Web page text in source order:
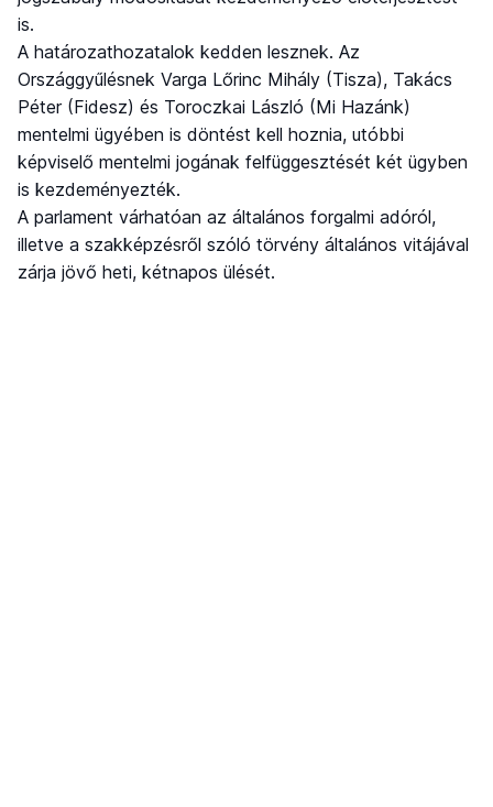
is.
A határozathozatalok kedden lesznek. Az
Országgyűlésnek Varga Lőrinc Mihály (Tisza), Takács
Péter (Fidesz) és Toroczkai László (Mi Hazánk)
mentelmi ügyében is döntést kell hoznia, utóbbi
képviselő mentelmi jogának felfüggesztését két ügyben
is kezdeményezték.
A parlament várhatóan az általános forgalmi adóról,
illetve a szakképzésről szóló törvény általános vitájával
zárja jövő heti, kétnapos ülését.